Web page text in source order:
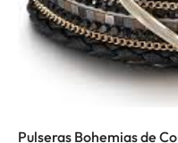
Pulseras Bohemias de